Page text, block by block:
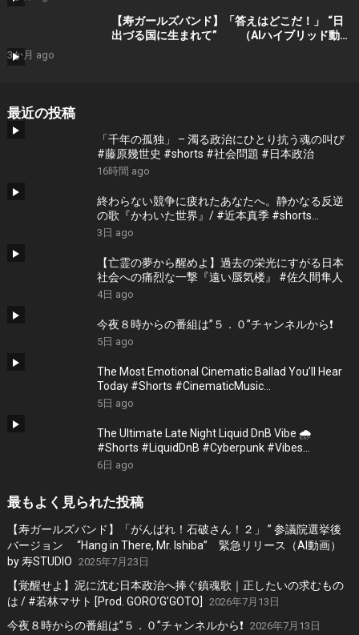
【寿ガールズバンド】「答えはどこだ！」 “日
出づる国に生まれて” （AIハイブリッド動
3か月 ago
最近の投稿
「千年の孤独」 – 濁る政治にひとり抗う魂の叫び
#藤原幾世史 #shorts #社会問題 #日本政治
16時間 ago
終わらない競争に疲れたあなたへ。静かなる反逆
の歌『かわいた世界』/ #近本真季 #shorts
#music
3日 ago
【亡霊の夢から醒めよ】過去の栄光にすがる日本
社会への痛烈な一撃『遠い蜃気楼』 #佐久間隼人
4日 ago
今夜８時からの番組は”５．０”チャンネルから❗️
5日 ago
The Most Emotional Cinematic Ballad You’ll Hear
Today #Shorts #CinematicMusic
#EmotionalVibes #Piano
5日 ago
The Ultimate Late Night Liquid DnB Vibe 🌧️
#Shorts #LiquidDnB #Cyberpunk #Vibes
#ElectronicMusic
6日 ago
最もよく見られた投稿
【寿ガールズバンド】「がんばれ！石破さん！２」 ” 参議院選挙後
バージョン “Hang in There, Mr. Ishiba” 緊急リリース（AI動画）
by 寿STUDIO 2025年7月23日
【覚醒せよ】泥に沈む日本政治へ捧ぐ鎮魂歌｜正したいの求むもの
は / #若林マサト [Prod. GORO’G’GOTO]
2026年7月13日
今夜８時からの番組は”５．０”チャンネルから❗️ 2026年7月13日